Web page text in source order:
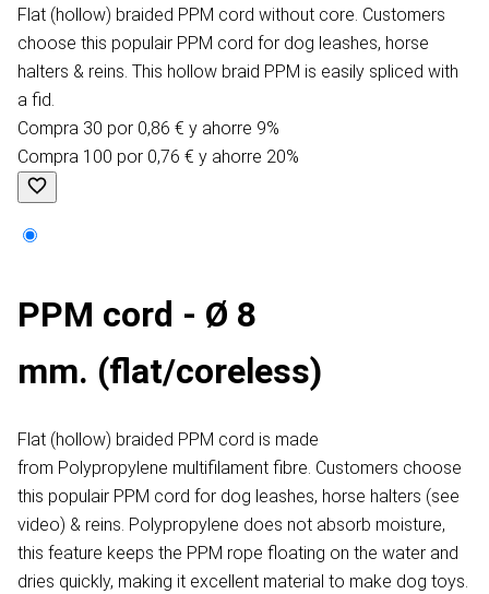
Flat (hollow) braided PPM cord without core. Customers
choose this populair PPM cord for dog leashes, horse
halters & reins. This hollow braid PPM is easily spliced with
a fid.
Compra 30 por 0,86 € y ahorre 9%
Compra 100 por 0,76 € y ahorre 20%
PPM cord - Ø 8
mm. (flat/coreless)
Flat (hollow) braided PPM cord is made
from Polypropylene multifilament fibre. Customers choose
this populair PPM cord for dog leashes, horse halters (see
video) & reins. Polypropylene does not absorb moisture,
this feature keeps the PPM rope floating on the water and
dries quickly, making it excellent material to make dog toys.